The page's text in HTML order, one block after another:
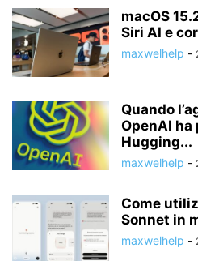
macOS
Siri AI e
maxwelhelp -
Quando
OpenAI
Hugging...
maxwelhelp -
Come
Sonnet in
maxwelhelp -